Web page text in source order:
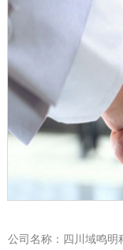
公司名称：四川域鸣明